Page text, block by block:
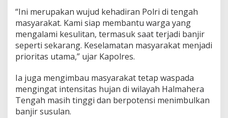
“Ini merupakan wujud kehadiran Polri di tengah
masyarakat. Kami siap membantu warga yang
mengalami kesulitan, termasuk saat terjadi banjir
seperti sekarang. Keselamatan masyarakat menjadi
prioritas utama,” ujar Kapolres.
Ia juga mengimbau masyarakat tetap waspada
mengingat intensitas hujan di wilayah Halmahera
Tengah masih tinggi dan berpotensi menimbulkan
banjir susulan.